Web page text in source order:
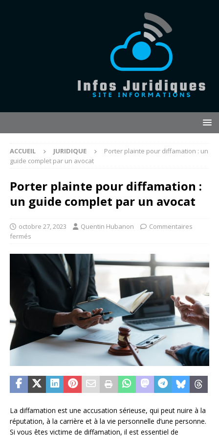
ACCUEIL JURIDIQUE
Porter plainte pour diffamation : un
guide complet par un avocat
Porter plainte pour diffamation :
un guide complet par un avocat
octobre 27, 2023 Quentin Hubanon
Commentaires
fermés
La diffamation est une accusation sérieuse, qui peut nuire à la
réputation, à la carrière et à la vie personnelle d’une personne.
Si vous êtes victime de diffamation, il est essentiel de